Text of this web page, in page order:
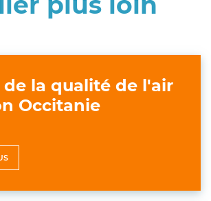
de la qualité de l'air
Occitanie